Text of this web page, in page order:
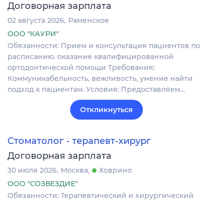
Договорная зарплата
02 августа 2026 Раменское
ООО "КАУРИ"
Обязанности: Прием и консультация пациентов по
расписанию. оказание квалифицированной
ортодонтической помощи Требования:
Коммуникабельность, вежливость, умение найти
подход к пациентам. Условия: Предоставляем…
Откликнуться
Стоматолог - терапевт-хирург
Договорная зарплата
30 июля 2026 Москва
Ховрино
ООО "СОЗВЕЗДИЕ"
Обязанности: Теpапевтический и хиpургичeский